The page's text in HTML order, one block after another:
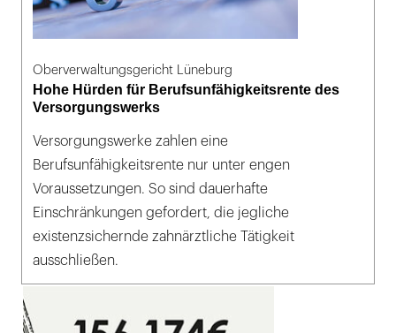
Oberverwaltungsgericht Lüneburg
Hohe Hürden für Berufsunfähigkeitsrente des
Versorgungswerks
Versorgungswerke zahlen eine
Berufsunfähigkeitsrente nur unter engen
Voraussetzungen. So sind dauerhafte
Einschränkungen gefordert, die jegliche
existenzsichernde zahnärztliche Tätigkeit
ausschließen.